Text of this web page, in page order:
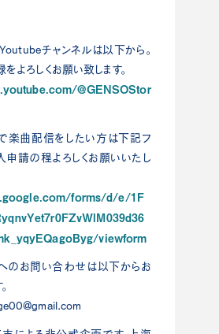
チャンネルは以下から。
よろしくお願い致します。
@GENSOStor
楽曲配信をしたい方は下記フ
申請の程よろしくお願いいたし
forms/d/e/1F
viewform
のお問い合わせは以下からお